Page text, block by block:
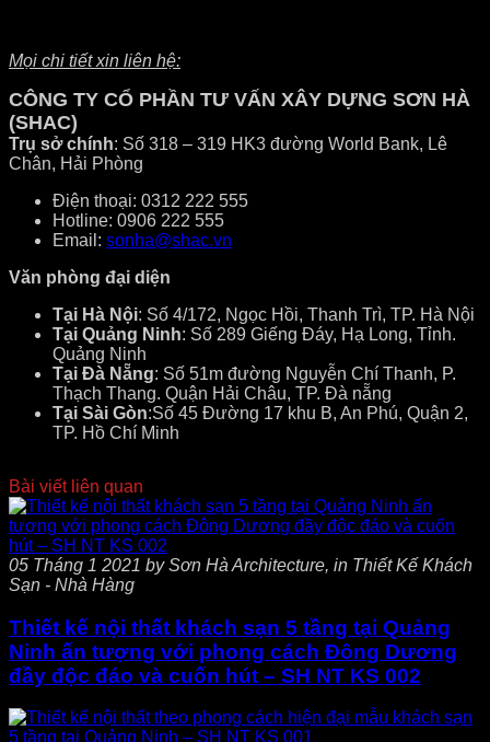
Mọi chi tiết xin liên hệ:
CÔNG TY CỔ PHẦN TƯ VẤN XÂY DỰNG SƠN HÀ
(SHAC)
Trụ sở chính: Số 318 – 319 HK3 đường World Bank, Lê
Chân, Hải Phòng
Điện thoại: 0312 222 555
Hotline: 0906 222 555
Email: sonha@shac.vn
Văn phòng đại diện
Tại Hà Nội: Số 4/172, Ngọc Hồi, Thanh Trì, TP. Hà Nội
Tại Quảng Ninh: Số 289 Giếng Đáy, Hạ Long, Tỉnh.
Quảng Ninh
Tại Đà Nẵng: Số 51m đường Nguyễn Chí Thanh, P.
Thạch Thang. Quận Hải Châu, TP. Đà nẵng
Tại Sài Gòn:Số 45 Đường 17 khu B, An Phú, Quận 2,
TP. Hồ Chí Minh
Bài viết liên quan
05 Tháng 1 2021 by Sơn Hà Architecture, in Thiết Kế Khách
Sạn - Nhà Hàng
Thiết kế nội thất khách sạn 5 tầng tại Quảng
Ninh ấn tượng với phong cách Đông Dương
đầy độc đáo và cuốn hút – SH NT KS 002